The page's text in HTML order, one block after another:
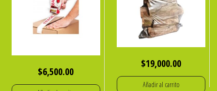
$6,500.00
$19,000.00
Añadir al carrito